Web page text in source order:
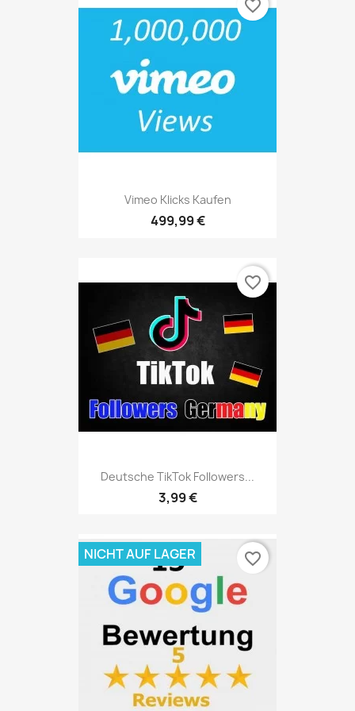
Vimeo Klicks Kaufen
499,99 €
favorite_border
Deutsche TikTok Followers...
3,99 €
favorite_border
NICHT AUF LAGER favorite_border